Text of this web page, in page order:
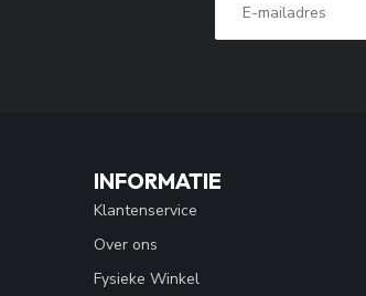
INFORMATIE
Klantenservice
Over ons
Fysieke Winkel